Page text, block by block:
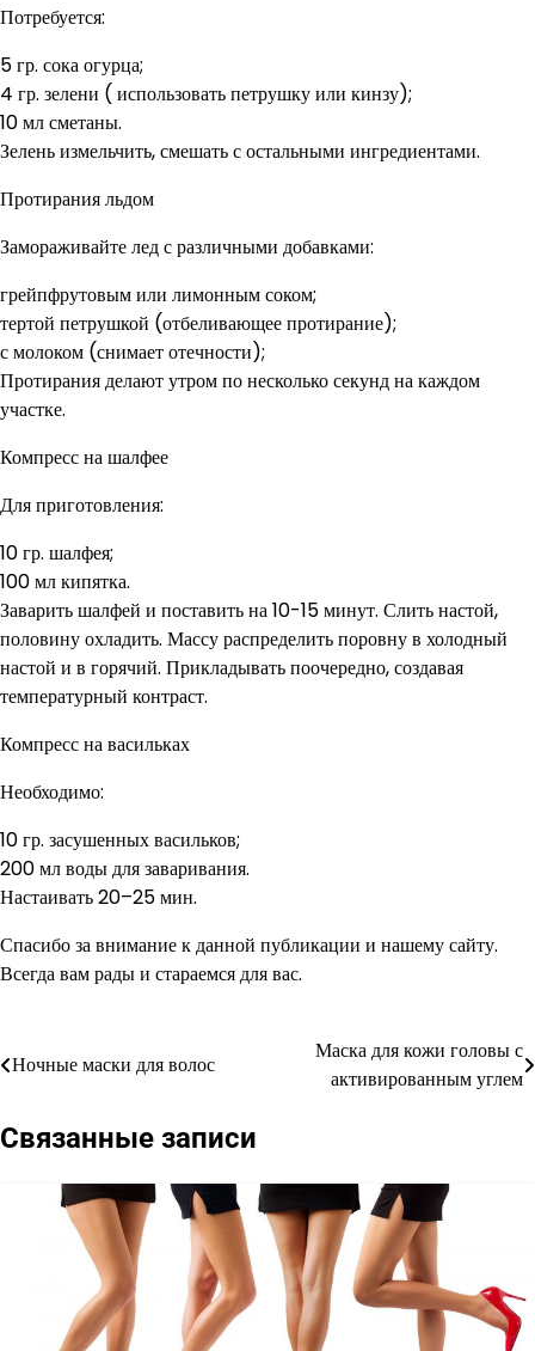
Потребуется:
5 гр. сока огурца;
4 гр. зелени ( использовать петрушку или кинзу);
10 мл сметаны.
Зелень измельчить, смешать с остальными ингредиентами.
Протирания льдом
Замораживайте лед с различными добавками:
грейпфрутовым или лимонным соком;
тертой петрушкой (отбеливающее протирание);
с молоком (снимает отечности);
Протирания делают утром по несколько секунд на каждом
участке.
Компресс на шалфее
Для приготовления:
10 гр. шалфея;
100 мл кипятка.
Заварить шалфей и поставить на 10-15 минут. Слить настой,
половину охладить. Массу распределить поровну в холодный
настой и в горячий. Прикладывать поочередно, создавая
температурный контраст.
Компресс на васильках
Необходимо:
10 гр. засушенных васильков;
200 мл воды для заваривания.
Настаивать 20–25 мин.
Спасибо за внимание к данной публикации и нашему сайту.
Всегда вам рады и стараемся для вас.
Навигация
записям
Ночные маски для волос
Маска для кожи головы с
активированным углем
Связанные записи